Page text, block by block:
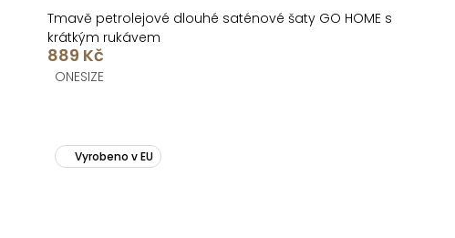
Tmavě petrolejové dlouhé saténové šaty GO HOME s
krátkým rukávem
889 Kč
ONESIZE
Vyrobeno v EU